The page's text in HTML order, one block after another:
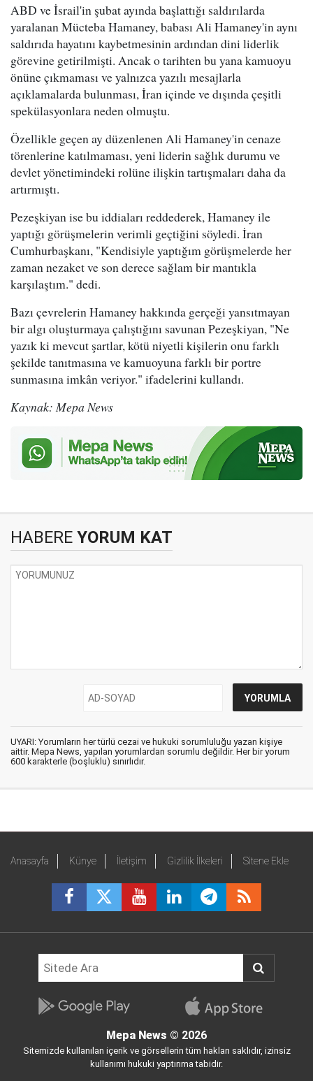
ABD ve İsrail'in şubat ayında başlattığı saldırılarda
yaralanan Mücteba Hamaney, babası Ali Hamaney'in aynı
saldırıda hayatını kaybetmesinin ardından dini liderlik
görevine getirilmişti. Ancak o tarihten bu yana kamuoyu
önüne çıkmaması ve yalnızca yazılı mesajlarla
açıklamalarda bulunması, İran içinde ve dışında çeşitli
spekülasyonlara neden olmuştu.
Özellikle geçen ay düzenlenen Ali Hamaney'in cenaze
törenlerine katılmaması, yeni liderin sağlık durumu ve
devlet yönetimindeki rolüne ilişkin tartışmaları daha da
artırmıştı.
Pezeşkiyan ise bu iddiaları reddederek, Hamaney ile
yaptığı görüşmelerin verimli geçtiğini söyledi. İran
Cumhurbaşkanı, "Kendisiyle yaptığım görüşmelerde her
zaman nezaket ve son derece sağlam bir mantıkla
karşılaştım." dedi.
Bazı çevrelerin Hamaney hakkında gerçeği yansıtmayan
bir algı oluşturmaya çalıştığını savunan Pezeşkiyan, "Ne
yazık ki mevcut şartlar, kötü niyetli kişilerin onu farklı
şekilde tanıtmasına ve kamuoyuna farklı bir portre
sunmasına imkân veriyor." ifadelerini kullandı.
Kaynak: Mepa News
HABERE YORUM KAT
UYARI: Yorumların her türlü cezai ve hukuki sorumluluğu yazan kişiye
aittir. Mepa News, yapılan yorumlardan sorumlu değildir. Her bir yorum
600 karakterle (boşluklu) sınırlıdır.
Anasayfa Künye İletişim Gizlilik İlkeleri Sitene Ekle
Mepa News © 2026
Sitemizde kullanılan içerik ve görsellerin tüm hakları saklıdır, izinsiz
kullanımı hukuki yaptırıma tabidir.